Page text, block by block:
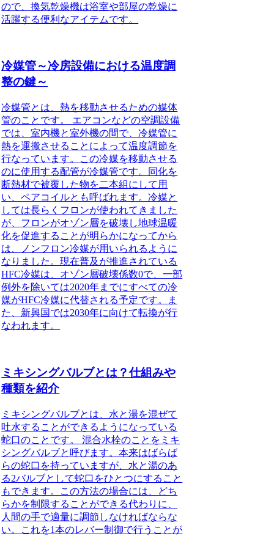
ので、換気乾燥機は浴室や部屋の乾燥に
活躍する便利なアイテムです。
冷媒管～冷房設備における温度調
整の鍵～
冷媒管とは、熱を移動させるための媒体
管のことです。
エアコンなどの空調設備
では、室内機と室外機の間で、冷媒管に
熱を運搬させることによって温度調節を
行なっています。この冷媒を移動させる
のに使用する配管が冷媒管です。同化を
断熱材で被覆した物を二本組にして用
い、ペアコイルとも呼ばれます。冷媒と
しては長らくフロンが使われてきました
が、フロンがオゾン層を破壊し地球温暖
化を促進することが明らかになってから
は、ノンフロン冷媒が用いられるように
なりました。現在普及が推進されている
HFC冷媒は、オゾン層破壊係数0で、一部
例外を除いては2020年までにすべての冷
媒がHFC冷媒に代替される予定です。ま
た、新興国では2030年に向けて転換が行
なわれます。
ミキシングバルブとは？仕組みや
種類を紹介
ミキシングバルブとは、水と湯を混ぜて
吐水することができるようになっている
蛇口のことです。
混合水栓のことをミキ
シングバルブと呼びます。本来はばらば
らの蛇口を持っていますが、水と湯のあ
る2バルブとして蛇口をひとつにすること
もできます。この方法の場合には、どち
らかを制限することができる代わりに、
人間の手で適量に調節しなければならな
い。これを1本のレバー制御で行うことが